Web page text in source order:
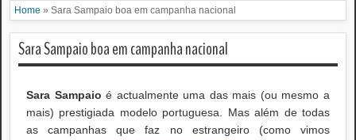
Home » Sara Sampaio boa em campanha nacional
Sara Sampaio boa em campanha nacional
Sara Sampaio é actualmente uma das mais (ou mesmo a
mais) prestigiada modelo portuguesa. Mas além de todas
as campanhas que faz no estrangeiro (como vimos